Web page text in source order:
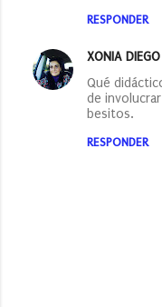
RESPONDER
XONIA DIEGO
Qué
de
besitos.
RESPONDER